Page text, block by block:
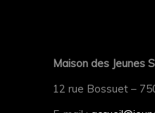
Maison des Jeunes
12 rue Bossuet –